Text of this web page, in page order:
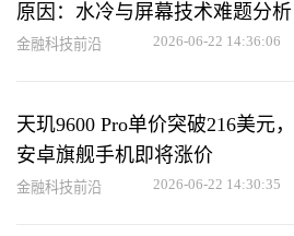
原因：水冷与屏幕技术难题分析
金融科技前沿 2026-06-22 14:36:06
天玑9600 Pro单价突破216美元，
安卓旗舰手机即将涨价
金融科技前沿 2026-06-22 14:30:35